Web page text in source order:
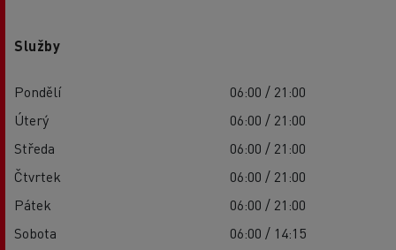
Služby
Pondělí
06:00 / 21:00
Úterý
06:00 / 21:00
Středa
06:00 / 21:00
Čtvrtek
06:00 / 21:00
Pátek
06:00 / 21:00
Sobota
06:00 / 14:15